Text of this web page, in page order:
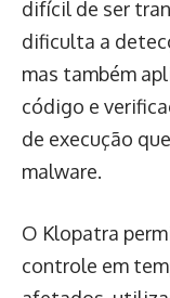
difícil de ser
dificulta a
mas também
código e
de execução
malware.
O Klopatra
controle em